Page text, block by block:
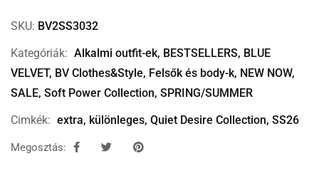
SKU: BV2SS3032
Kategóriák: Alkalmi outfit-ek, BESTSELLERS, BLUE
VELVET, BV Clothes&Style, Felsők és body-k, NEW NOW,
SALE, Soft Power Collection, SPRING/SUMMER
Cimkék: extra, különleges, Quiet Desire Collection, SS26
Megosztás: